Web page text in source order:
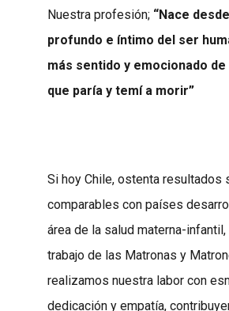
Nuestra profesión; “Nace
profundo e íntimo del ser
más sentido y emocionado de
que paría y temí a morir”
Si hoy Chile, ostenta resultados
comparables con países
área de la salud materna-
trabajo de las Matronas y
realizamos nuestra labor con
dedicación y empatía,